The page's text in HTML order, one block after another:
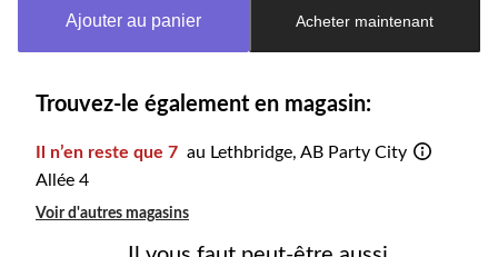
à
Ajouter au panier Acheter maintenant
Trouvez-le également en magasin:
Il n’en reste que 7 au Lethbridge, AB Party City
Allée 4
Voir d'autres magasins